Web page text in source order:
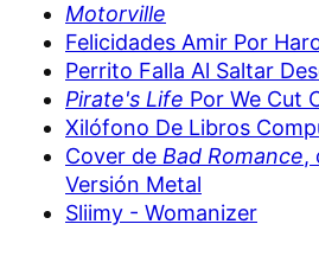
Motorville
Felicidades Amir Por
Perrito Falla Al Saltar
Pirate's Life Por We Cut
Xilófono De Libros
Cover de Bad Romance,
Versión Metal
Sliimy - Womanizer